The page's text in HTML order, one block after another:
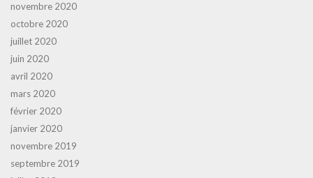
novembre 2020
octobre 2020
juillet 2020
juin 2020
avril 2020
mars 2020
février 2020
janvier 2020
novembre 2019
septembre 2019